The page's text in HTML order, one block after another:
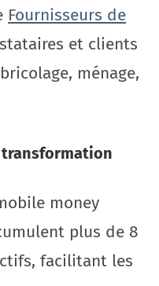
Fournisseurs de
et clients
ménage,
transformation
money
plus de 8
facilitant les